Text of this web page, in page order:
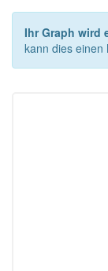
Ihr Graph wird
kann dies einen